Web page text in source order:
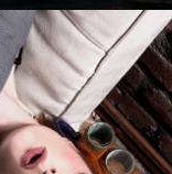
| Yellow